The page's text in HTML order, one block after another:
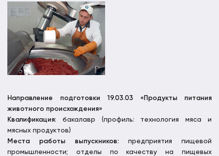
Направление подготовки 19.03.03 «Продукты питания
животного происхождения»
Квалификация: бакалавр (профиль: технология мяса и
мясных продуктов)
Места работы выпускников: предприятия пищевой
промышленности; отделы по качеству на пищевых